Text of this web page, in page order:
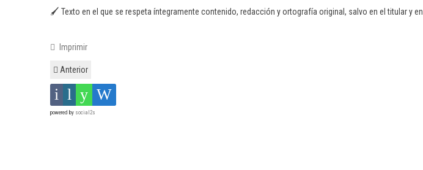
🖌️ Texto en el que se respeta íntegramente contenido, redacción y ortografía original, salvo en el titular y
Imprimir
Anterior
powered by social2s